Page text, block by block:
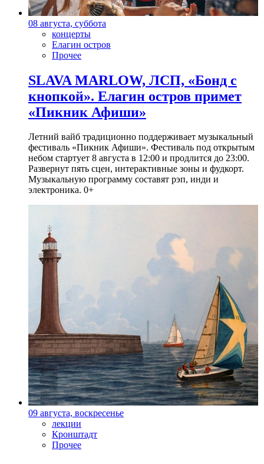
08 августа, суббота
концерты
Елагин остров
Прочее
SLAVA MARLOW, ЛСП, «Бонд с
кнопкой». Елагин остров примет
«Пикник Афиши»
Летний вайб традиционно поддерживает музыкальный
фестиваль «Пикник Афиши». Фестиваль под открытым
небом стартует 8 августа в 12:00 и продлится до 23:00.
Развернут пять сцен, интерактивные зоны и фудкорт.
Музыкальную программу составят рэп, инди и
электроника. 0+
09 августа, воскресенье
лекции
Кронштадт
Прочее